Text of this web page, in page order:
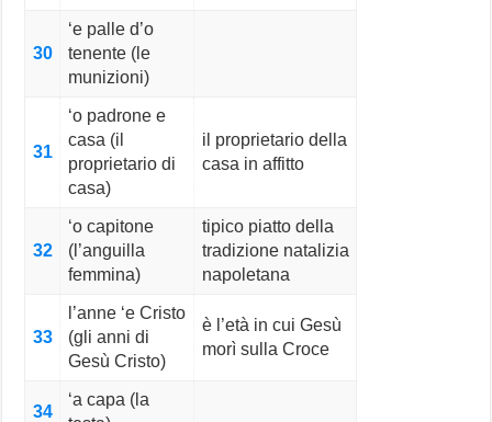
30
‘e palle d’o
tenente (le
munizioni)
31
‘o padrone e
casa (il
proprietario di
casa)
il proprietario della
casa in affitto
32
‘o capitone
(l’anguilla
femmina)
tipico piatto della
tradizione natalizia
napoletana
33
l’anne ‘e Cristo
(gli anni di
Gesù Cristo)
è l’età in cui Gesù
morì sulla Croce
34
‘a capa (la